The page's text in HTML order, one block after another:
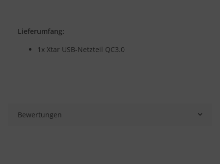
Lieferumfang:
1x Xtar USB-Netzteil QC3.0
Bewertungen